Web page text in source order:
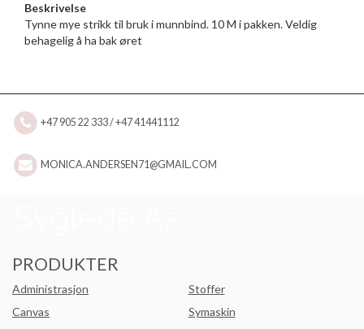
Beskrivelse
Tynne mye strikk til bruk i munnbind. 10 M i pakken. Veldig
behagelig å ha bak øret
+47 905 22 333 / +47 41441112
MONICA.ANDERSEN71@GMAIL.COM
PRODUKTER
Administrasjon
Canvas
Stoffer
Symaskin